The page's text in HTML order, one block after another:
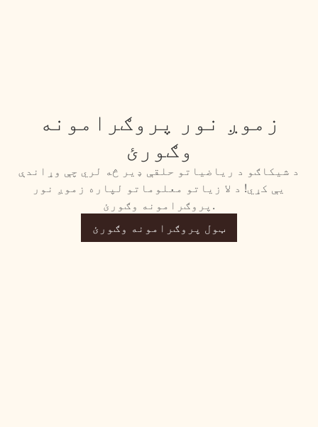
زموږ نور پروګرامونه
وګورئ
د شیکاګو د ریاضیاتو حلقې ډیر څه لري چې وړاندې
یې کړي! د لا زیاتو معلوماتو لپاره زموږ نور
پروګرامونه وګورئ.
ټول پروګرامونه وګورئ